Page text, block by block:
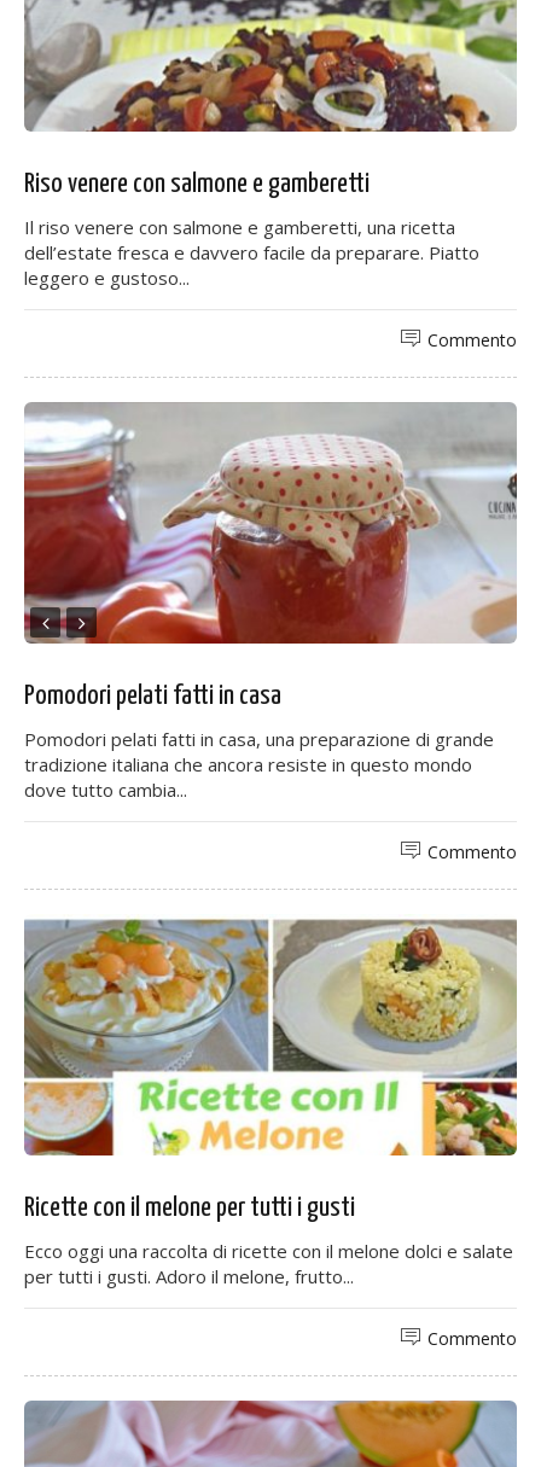
Riso venere con salmone e gamberetti
Il riso venere con salmone e gamberetti, una ricetta
dell’estate fresca e davvero facile da preparare. Piatto
leggero e gustoso...
Commento
Pomodori pelati fatti in casa
Pomodori pelati fatti in casa, una preparazione di grande
tradizione italiana che ancora resiste in questo mondo
dove tutto cambia...
Commento
Ricette con il melone per tutti i gusti
Ecco oggi una raccolta di ricette con il melone dolci e salate
per tutti i gusti. Adoro il melone, frutto...
Commento